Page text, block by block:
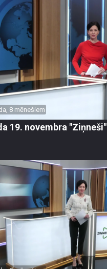
8 mēnešiem
19. novembra "Ziņneši"